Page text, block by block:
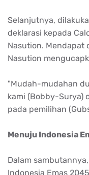
Selanjutnya,
deklarasi kepada
Nasution. Mendapat
Nasution
"Mudah-mudahan
kami (Bobby-Surya)
pada pemilihan
Menuju Indonesia
Dalam
Indonesia Emas